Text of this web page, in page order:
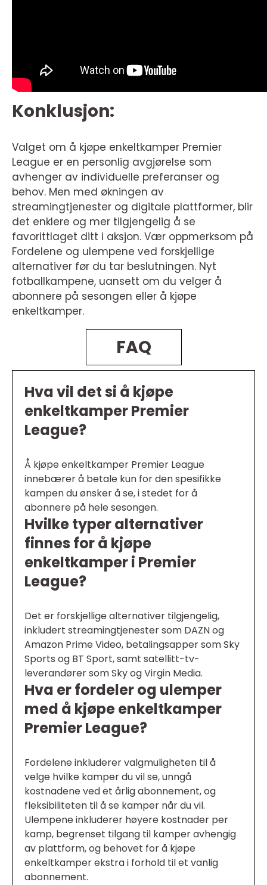
Konklusjon:
Valget om å kjøpe enkeltkamper Premier
League er en personlig avgjørelse som
avhenger av individuelle preferanser og
behov. Men med økningen av
streamingtjenester og digitale plattformer, blir
det enklere og mer tilgjengelig å se
favorittlaget ditt i aksjon. Vær oppmerksom på
Fordelene og ulempene ved forskjellige
alternativer før du tar beslutningen. Nyt
fotballkampene, uansett om du velger å
abonnere på sesongen eller å kjøpe
enkeltkamper.
FAQ
Hva vil det si å kjøpe
enkeltkamper Premier
League?
Å kjøpe enkeltkamper Premier League
innebærer å betale kun for den spesifikke
kampen du ønsker å se, i stedet for å
abonnere på hele sesongen.
Hvilke typer alternativer
finnes for å kjøpe
enkeltkamper i Premier
League?
Det er forskjellige alternativer tilgjengelig,
inkludert streamingtjenester som DAZN og
Amazon Prime Video, betalingsapper som Sky
Sports og BT Sport, samt satellitt-tv-
leverandører som Sky og Virgin Media.
Hva er fordeler og ulemper
med å kjøpe enkeltkamper
Premier League?
Fordelene inkluderer valgmuligheten til å
velge hvilke kamper du vil se, unngå
kostnadene ved et årlig abonnement, og
fleksibiliteten til å se kamper når du vil.
Ulempene inkluderer høyere kostnader per
kamp, begrenset tilgang til kamper avhengig
av plattform, og behovet for å kjøpe
enkeltkamper ekstra i forhold til et vanlig
abonnement.